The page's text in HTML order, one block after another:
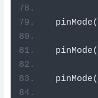
  pinMode
(
  pinMode
(
  pinMode
(